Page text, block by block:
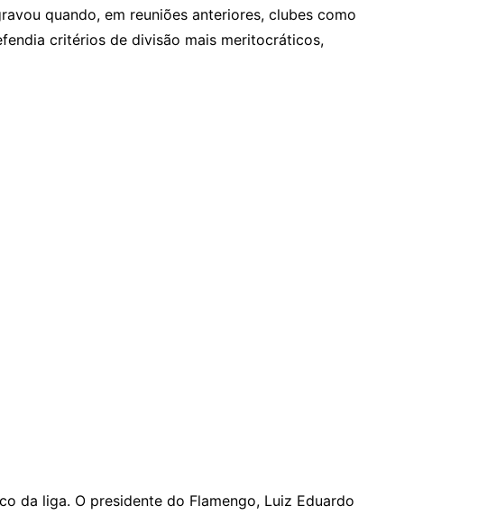
quando, em reuniões anteriores, clubes como
critérios de divisão mais meritocráticos,
da liga. O presidente do Flamengo, Luiz Eduardo